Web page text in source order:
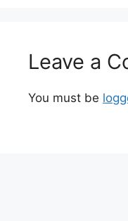
Leave a
You must be